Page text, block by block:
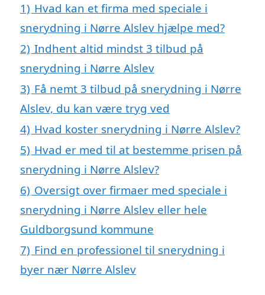
1) Hvad kan et firma med speciale i
snerydning i Nørre Alslev hjælpe med?
2) Indhent altid mindst 3 tilbud på
snerydning i Nørre Alslev
3) Få nemt 3 tilbud på snerydning i Nørre
Alslev, du kan være tryg ved
4) Hvad koster snerydning i Nørre Alslev?
5) Hvad er med til at bestemme prisen på
snerydning i Nørre Alslev?
6) Oversigt over firmaer med speciale i
snerydning i Nørre Alslev eller hele
Guldborgsund kommune
7) Find en professionel til snerydning i
byer nær Nørre Alslev